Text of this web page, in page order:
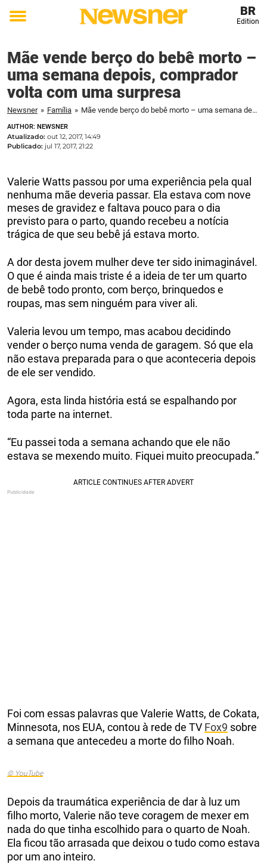
Toggle
BR
Edition
Mãe vende berço do bebê morto –
uma semana depois, comprador
volta com uma surpresa
Newsner » Família » Mãe vende berço do bebê morto – uma semana depois, comprador volta com uma surpresa
AUTHOR: NEWSNER
Atualizado: out 12, 2017, 14:49
Publicado: jul 17, 2017, 21:22
Valerie Watts passou por uma experiência pela qual
nenhuma mãe deveria passar. Ela estava com nove
meses de gravidez e faltava pouco para o dia
previsto para o parto, quando recebeu a notícia
trágica de que seu bebê já estava morto.
A dor desta jovem mulher deve ter sido inimaginável.
O que é ainda mais triste é a ideia de ter um quarto
de bebê todo pronto, com berço, brinquedos e
roupas, mas sem ninguém para viver ali.
Valeria levou um tempo, mas acabou decidindo
vender o berço numa venda de garagem. Só que ela
não estava preparada para o que aconteceria depois
de ele ser vendido.
Agora, esta linda história está se espalhando por
toda parte na internet.
“Eu passei toda a semana achando que ele não
estava se mexendo muito. Fiquei muito preocupada.”
Foi com essas palavras que Valerie Watts, de Cokata,
Minnesota, nos EUA, contou à rede de TV Fox9 sobre
a semana que antecedeu a morte do filho Noah.
© YouTube
Depois da traumática experiência de dar à luz um
filho morto, Valerie não teve coragem de mexer em
nada do que tinha escolhido para o quarto de Noah.
Ela ficou tão arrasada que deixou o tudo como estava
por um ano inteiro.